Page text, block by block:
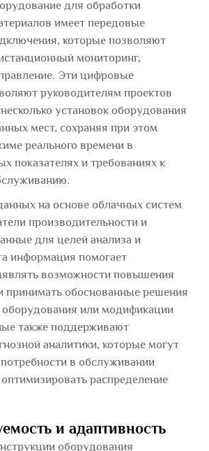
для обработки
имеет передовые
которые позволяют
мониторинг,
Эти цифровые
руководителям проектов
установок оборудования
мест, сохраняя при этом
реального времени в
показателях и требованиях к
на основе облачных систем
производительности и
для целей анализа и
информация помогает
возможности повышения
принимать обоснованные решения
или модификации
также поддерживают
аналитики, которые могут
в обслуживании
распределение
и адаптивность
оборудования